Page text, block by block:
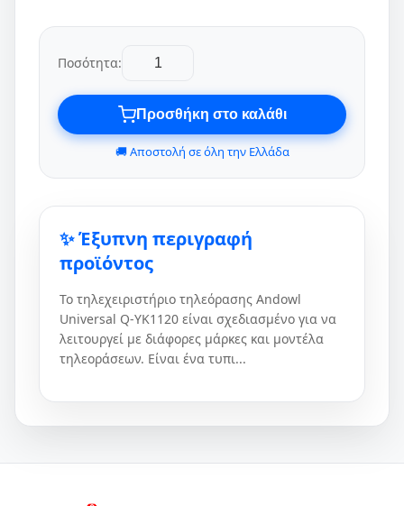
Ποσότητα:
Προσθήκη στο καλάθι
🚚 Αποστολή σε όλη την Ελλάδα
✨ Έξυπνη περιγραφή
προϊόντος
Το τηλεχειριστήριο τηλεόρασης Andowl
Universal Q-YK1120 είναι σχεδιασμένο για να
λειτουργεί με διάφορες μάρκες και μοντέλα
τηλεοράσεων. Είναι ένα τυπι...